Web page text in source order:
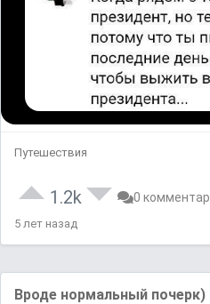
Путешествия
1.2k 0
5 лет назад
Вроде нормальный почерк)